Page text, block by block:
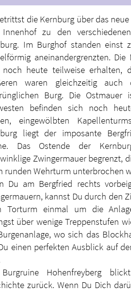
die Kernburg über das
zu den
Im Burghof standen einst
aneinandergrenzten. Die
heute teilweise erhalten,
waren gleichzeitig auch
Burg. Die Ostmauer
befinden sich noch
eingewölbten
liegt der imposante
Das Ostende der
Zwingermauer begrenzt,
runden Wehrturm unterbrochen
Du am Bergfried rechts
kannst Du durch den
Torturm einmal um die
über wenige Treppenstufen
wo sich das
einen perfekten Ausblick auf
Hohenfreyberg
zurück. Wenn Du Dich